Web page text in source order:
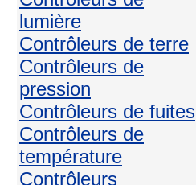
lumière
Contrôleurs de terre
Contrôleurs de
pression
Contrôleurs de fuites
Contrôleurs de
température
Contrôleurs